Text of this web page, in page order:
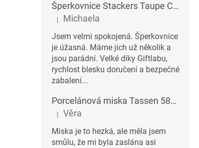
Šperkovnice Stackers Taupe Classic Charm Jewellery Box Lid | šedobéžová
Hodnocení produktu je 5 z 5 hvězdiček.
| Michaela
Jsem velmi spokojená. Šperkovnice
je úžasná. Máme jich už několik a
jsou parádní. Velké díky Giftlabu,
rychlost blesku doručení a bezpečné
zabalení...
Porcelánová miska Tassen 58products 500 ml Heartful s červenými srdíčky| bílá
Hodnocení produktu je 3 z 5 hvězdiček.
| Věra
Miska je to hezká, ale měla jsem
smůlu, že mi byla zaslána asi